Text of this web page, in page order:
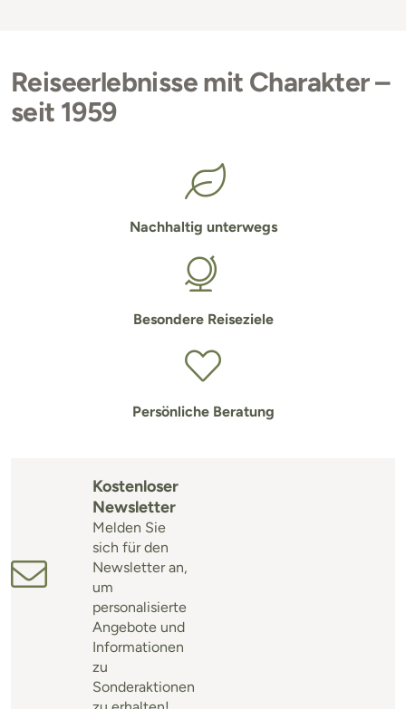
Reiseerlebnisse mit Charakter –
seit 1959
Nachhaltig unterwegs
Besondere Reiseziele
Persönliche Beratung
Kostenloser
Newsletter
Melden Sie
sich für den
Newsletter an,
um
personalisierte
Angebote und
Informationen
zu
Sonderaktionen